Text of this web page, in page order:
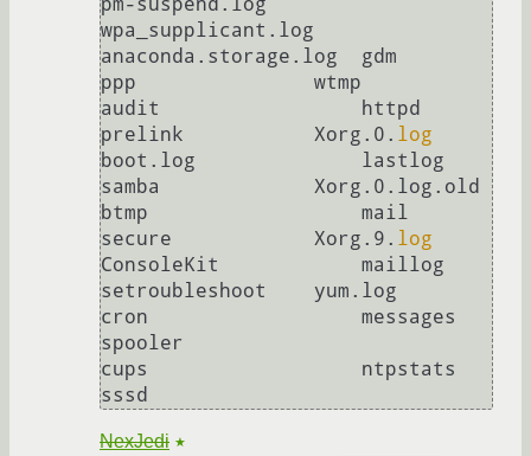
pm-suspend.log
wpa_supplicant.log
anaconda.storage.log  gdm
ppp               wtmp
audit                 httpd
prelink           Xorg.0. log
boot.log              lastlog
samba             Xorg.0.log.old
btmp                  mail
secure            Xorg.9. log
ConsoleKit            maillog
setroubleshoot    yum.log
cron                  messages
spooler
cups                  ntpstats
NexJedi ★